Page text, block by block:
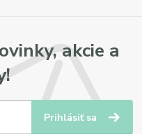
akcie a
Prihlásiť sa